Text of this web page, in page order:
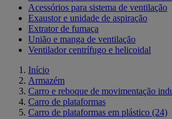
Acessórios para sistema de ventilação
Exaustor e unidade de aspiração
Extrator de fumaça
União e manga de ventilação
Ventilador centrífugo e helicoidal
Início
Armazém
Carro e reboque de movimentação
Carro de plataformas
Carro de plataformas em plástico (24)